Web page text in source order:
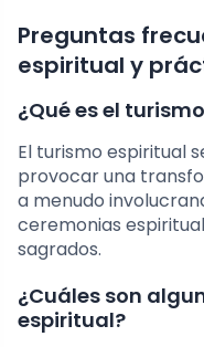
Preguntas
espiritual y
¿Qué es el
El turismo espiritual
provocar una
a menudo
ceremonias
sagrados.
¿Cuáles son
espiritual?